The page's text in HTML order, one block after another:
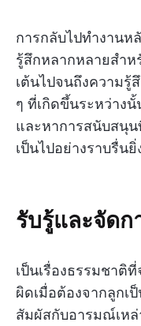
การกลับไปทำงานห
รู้สึกหลากหลายสำ
เต้นไปจนถึงความ
ๆ ที่เกิดขึ้นระหว่าง
และหาการสนับสนุน
เป็นไปอย่างราบรื่น
รับรู้และจัด
เป็นเรื่องธรรมชาติ
ผิดเมื่อต้องจากลูกเ
สัมผัสกับอารมณ์เห